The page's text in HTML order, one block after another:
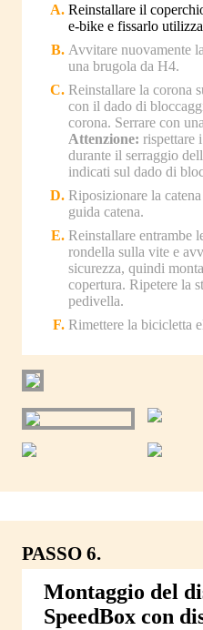
Reinstallare il
e-bike e fissarlo
Avvitare nuovamente
una brugola da H4.
Reinstallare la corona
con il dado di
corona. Serrare con
Attenzione: rispettare
durante il serraggio
indicati sul dado di
Riposizionare la
guida catena.
Reinstallare entrambe
rondella sulla vite e
sicurezza, quindi
copertura. Ripetere la
pedivella.
Rimettere la bicicletta
PASSO 6.
Montaggio del
SpeedBox con